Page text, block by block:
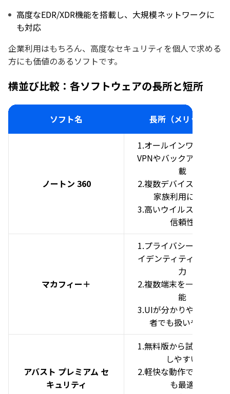
高度なEDR/XDR機能を搭載し、大規模ネットワークに
も対応
企業利用はもちろん、高度なセキュリティを個人で求める
方にも価値のあるソフトです。
横並び比較：各ソフトウェアの長所と短所
ソフト名 長所（メリット）
ノートン 360
1.オールインワン機能で
VPNやバックアップも搭
載
2.複数デバイスに対応し
家族利用に便利
3.高いウイルス検出率と
信頼性
マカフィー＋
1.プライバシー保護やア
イデンティティ監視が強
力
2.複数端末を一括管理可
能
3.UIが分かりやすく初心
者でも扱いやすい
アバスト プレミアム セ
キュリティ
1.無料版から試せて導入
しやすい
2.軽快な動作で初心者に
も最適